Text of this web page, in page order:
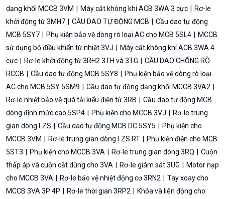
dạng khối MCCB 3VM
Máy cắt không khí ACB 3WA 3 cực
Rơ-le
khởi động từ 3MH7
CẦU DAO TỰ ĐỘNG MCB
Cầu dao tự động
MCB 5SY7
Phụ kiện bảo vệ dòng rò loại AC cho MCB 5SL4
MCCB
sử dụng bộ điều khiển từ nhiệt 3VJ
Máy cắt không khí ACB 3WA 4
cực
Rơ-le khởi động từ 3RH2 3TH và 3TG
CẦU DAO CHỐNG RÒ
RCCB
Cầu dao tự động MCB 5SY8
Phụ kiện bảo vệ dòng rò loại
AC cho MCB 5SY 5SM9
Cầu dao tự động dạng khối MCCB 3VA2
Rơ-le nhiệt bảo vệ quá tải kiểu điện tử 3RB
Cầu dao tự động MCB
dòng định mức cao 5SP4
Phụ kiện cho MCCB 3VJ
Rơ-le trung
gian dòng LZS
Cầu dao tự động MCB DC 5SY5
Phụ kiện cho
MCCB 3VM
Rơ-le trung gian dòng LZS RT
Phụ kiện điện cho MCB
5ST3
Phụ kiện cho MCCB 3VA Rơ-le trung gian dòng 3RQ
Cuộn
thấp áp và cuộn cắt dùng cho 3VA
Rơ-le giám sát 3UG
Motor nạp
cho MCCB 3VA
Rơ-le bảo vệ nhiệt động cơ 3RN2
Tay xoay cho
MCCB 3VA 3P 4P
Rơ-le thời gian 3RP2
Khóa và liên động cho